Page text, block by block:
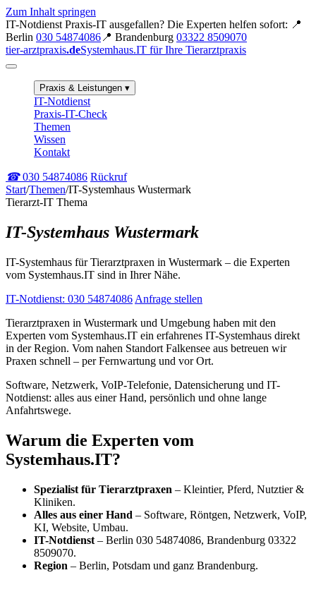
Zum Inhalt springen
IT-Notdienst Praxis-IT ausgefallen? Die Experten helfen sofort: 📍
Berlin 030 54874086 📍 Brandenburg 03322 8509070
tier-arztpraxis.deSystemhaus.IT für Ihre Tierarztpraxis
Praxis & Leistungen ▾
IT-Notdienst
Praxis-IT-Check
Themen
Wissen
Kontakt
☎030 54874086 Rückruf
Start/Themen/IT-Systemhaus Wustermark
Tierarzt-IT Thema
IT-Systemhaus Wustermark
IT-Systemhaus für Tierarztpraxen in Wustermark – die Experten
vom Systemhaus.IT sind in Ihrer Nähe.
IT-Notdienst: 030 54874086 Anfrage stellen
Tierarztpraxen in Wustermark und Umgebung haben mit den
Experten vom Systemhaus.IT ein erfahrenes IT-Systemhaus direkt
in der Region. Vom nahen Standort Falkensee aus betreuen wir
Praxen schnell – per Fernwartung und vor Ort.
Software, Netzwerk, VoIP-Telefonie, Datensicherung und IT-
Notdienst: alles aus einer Hand, persönlich und ohne lange
Anfahrtswege.
Warum die Experten vom
Systemhaus.IT?
Spezialist für Tierarztpraxen – Kleintier, Pferd, Nutztier &
Kliniken.
Alles aus einer Hand – Software, Röntgen, Netzwerk, VoIP,
KI, Website, Umbau.
IT-Notdienst – Berlin 030 54874086, Brandenburg 03322
8509070.
Region – Berlin, Potsdam und ganz Brandenburg.